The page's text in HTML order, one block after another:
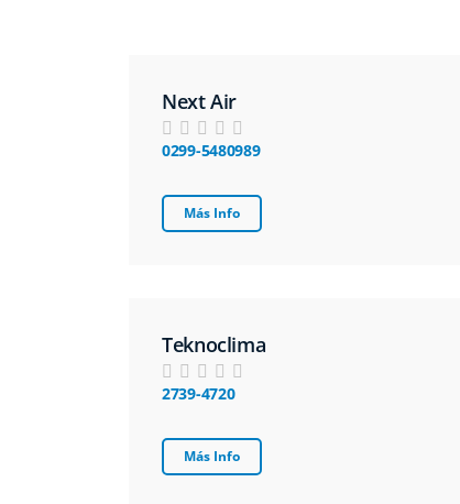
Next Air
0299-5480989
Más Info
Teknoclima
2739-4720
Más Info